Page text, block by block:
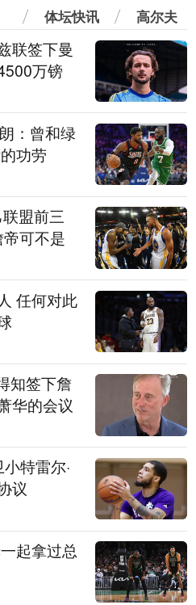
体坛快讯 高尔夫
联签下曼
万镑
：曾和绿
功劳
盟前三
可不是
任何对此
知签下詹
华的会议
特雷尔·
议
起拿过总